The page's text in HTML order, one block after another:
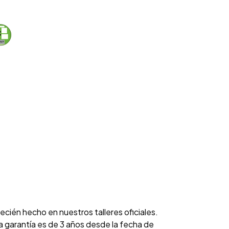
hecho en nuestros talleres oficiales.
garantía es de 3 años desde la fecha de